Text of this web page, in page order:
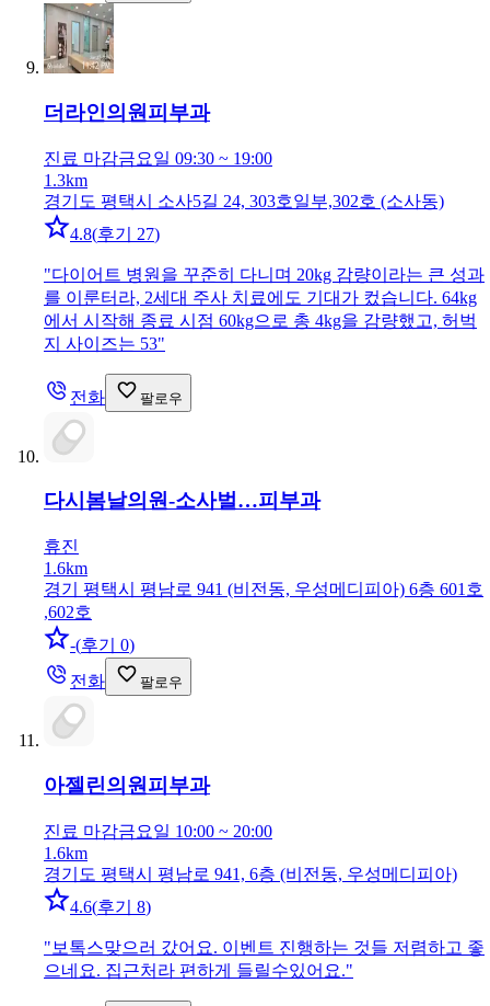
더라인의원 피부과
진료 마감금요일 09:30 ~ 19:00
1.3km
경기도 평택시 소사5길 24, 303호일부,302호 (소사동)
4.8(후기 27)
"다이어트 병원을 꾸준히 다니며 20kg 감량이라는 큰 성과
를 이룬터라, 2세대 주사 치료에도 기대가 컸습니다. 64kg
에서 시작해 종료 시점 60kg으로 총 4kg을 감량했고, 허벅
지 사이즈는 53"
전화 팔로우
다시봄날의원-소사벌…피부과
휴진
1.6km
경기 평택시 평남로 941 (비전동, 우성메디피아) 6층 601호
,602호
-(후기 0)
전화
팔로우
아젤린의원 피부과
진료 마감금요일 10:00 ~ 20:00
1.6km
경기도 평택시 평남로 941, 6층 (비전동, 우성메디피아)
4.6(후기 8)
" 보톡스맞으러 갔어요. 이벤트 진행하는 것들 저렴하고 좋
으네요. 집근처라 편하게 들릴수있어요."